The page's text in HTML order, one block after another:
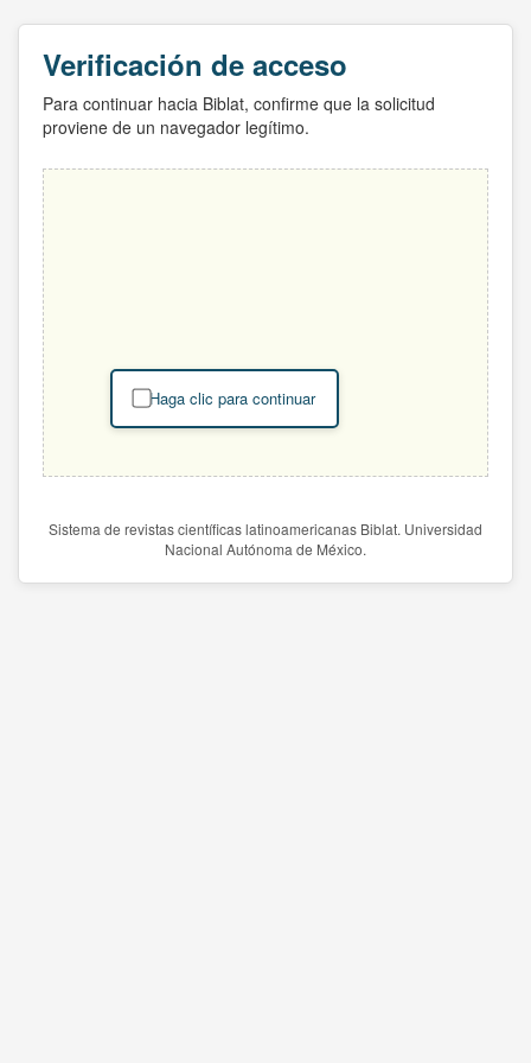
Verificación de acceso
Para continuar hacia Biblat, confirme que la solicitud
proviene de un navegador legítimo.
Haga clic para continuar
Sistema de revistas científicas latinoamericanas Biblat. Universidad
Nacional Autónoma de México.